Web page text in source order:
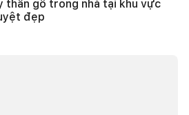
gỗ trong nhà tại khu vực
đẹp